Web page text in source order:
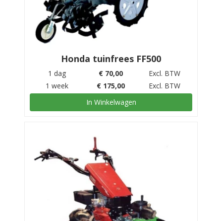
Honda tuinfrees FF500
1 dag € 70,00
Excl. BTW
1 week
€ 175,00
Excl. BTW
In Winkelwagen